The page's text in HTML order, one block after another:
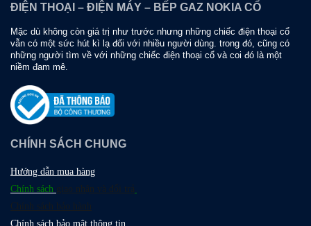
ĐIỆN THOẠI – ĐIỆN MÁY – BẾP GAZ NOKIA CỔ
Mặc dù không còn giá trị như trước nhưng những chiếc điện thoại cổ
vẫn có một sức hút kì lạ đối với nhiều người dùng. trong đó, cũng có
những người tìm về với những chiếc điện thoại cổ và coi đó là một
niềm đam mê.
CHÍNH SÁCH CHUNG
Hướng dẫn mua hàng
Chính sách giao nhận và đổi trả
Chính sách bảo hành
Chính sách bảo mật thông tin